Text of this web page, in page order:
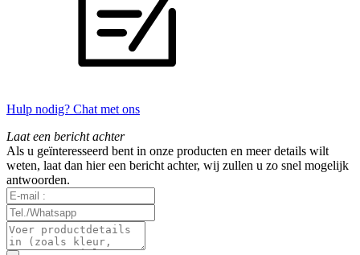
Hulp nodig? Chat met ons
Laat een bericht achter
Als u geïnteresseerd bent in onze producten en meer details wilt
weten, laat dan hier een bericht achter, wij zullen u zo snel mogelijk
antwoorden.